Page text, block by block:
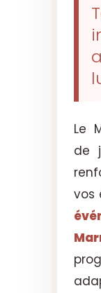
Le
de
vos